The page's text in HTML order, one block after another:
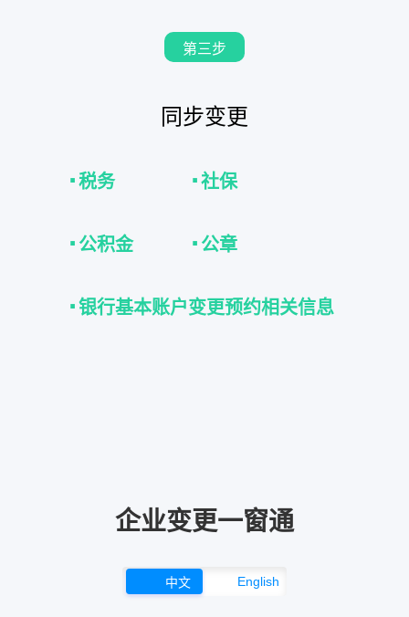
第三步
同步变更
·税务 ·社保
· 公积金 · 公章
·银行基本账户变更预约相关信息
企业变更一窗通
中文 English